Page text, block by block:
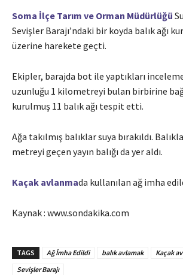
Soma İlçe Tarım ve Orman Müdürlüğü
Sevişler Barajı’ndaki bir koyda balık ağı
üzerine harekete geçti.
Ekipler, barajda bot ile yaptıkları
uzunluğu 1 kilometreyi bulan birbirine
kurulmuş 11 balık ağı tespit etti.
Ağa takılmış balıklar suya bırakıldı.
metreyi geçen yayın balığı da yer aldı.
Kaçak avlanmada kullanılan ağ imha
Kaynak : www.sondakika.com
TAGS Ağ İmha Edildi balık avlamak
Kaçak
Sevişler Barajı